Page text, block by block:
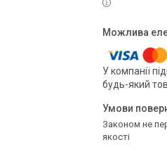
У компанії
будь-який
Законом не передбачено повернення та обмін даного товару належної
якості